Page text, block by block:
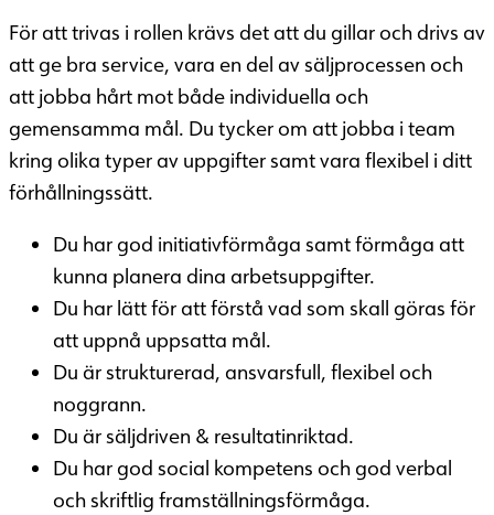
För att trivas i rollen krävs det att du gillar och drivs av
att ge bra service, vara en del av säljprocessen och
att jobba hårt mot både individuella och
gemensamma mål. Du tycker om att jobba i team
kring olika typer av uppgifter samt vara flexibel i ditt
förhållningssätt.
Du har god initiativförmåga samt förmåga att
kunna planera dina arbetsuppgifter.
Du har lätt för att förstå vad som skall göras för
att uppnå uppsatta mål.
Du är strukturerad, ansvarsfull, flexibel och
noggrann.
Du är säljdriven & resultatinriktad.
Du har god social kompetens och god verbal
och skriftlig framställningsförmåga.